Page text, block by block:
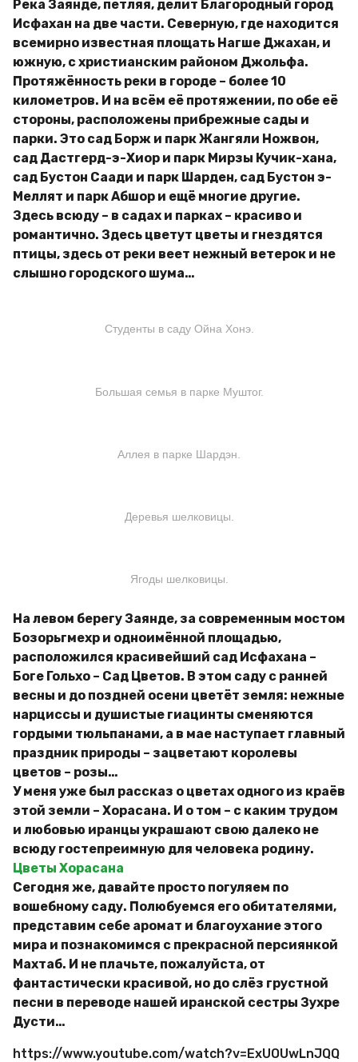
Река Заянде, петляя, делит Благородный город
Исфахан на две части. Северную, где находится
всемирно известная площать Нагше Джахан, и
южную, с христианским районом Джольфа.
Протяжённость реки в городе – более 10
километров. И на всём её протяжении, по обе её
стороны, расположены прибрежные сады и
парки. Это сад Борж и парк Жангяли Ножвон,
сад Дастгерд-э-Хиор и парк Мирзы Кучик-хана,
сад Бустон Саади и парк Шарден, сад Бустон э-
Меллят и парк Абшор и ещё многие другие.
Здесь всюду – в садах и парках – красиво и
романтично. Здесь цветут цветы и гнездятся
птицы, здесь от реки веет нежный ветерок и не
слышно городского шума…
Студенты в саду Ойна Хонэ.
Большая семья в парке Муштог.
Аллея в парке Шардэн.
Деревья шелковицы.
Ягоды шелковицы.
На левом берегу Заянде, за современным мостом
Бозорьгмехр и одноимённой площадью,
расположился красивейший сад Исфахана –
Боге Гольхо – Сад Цветов. В этом саду с ранней
весны и до поздней осени цветёт земля: нежные
нарциссы и душистые гиацинты сменяются
гордыми тюльпанами, а в мае наступает главный
праздник природы – зацветают королевы
цветов – розы…
У меня уже был рассказ о цветах одного из краёв
этой земли – Хорасана. И о том – с каким трудом
и любовью иранцы украшают свою далеко не
всюду гостепреимную для человека родину.
Цветы Хорасана
Сегодня же, давайте просто погуляем по
вошебному саду. Полюбуемся его обитателями,
представим себе аромат и благоухание этого
мира и познакомимся с прекрасной персиянкой
Махтаб. И не плачьте, пожалуйста, от
фантастически красивой, но до слёз грустной
песни в переводе нашей иранской сестры Зухре
Дусти…
https://www.youtube.com/watch?v=ExUOUwLnJQQ